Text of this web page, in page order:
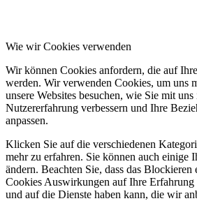
Wie wir Cookies verwenden
Wir können Cookies anfordern, die auf
werden. Wir verwenden Cookies, um uns
unsere Websites besuchen, wie Sie mit
Nutzererfahrung verbessern und Ihre
anpassen.
Klicken Sie auf die verschiedenen
mehr zu erfahren. Sie können auch einige
ändern. Beachten Sie, dass das
Cookies Auswirkungen auf Ihre Erfahrung
und auf die Dienste haben kann, die wir